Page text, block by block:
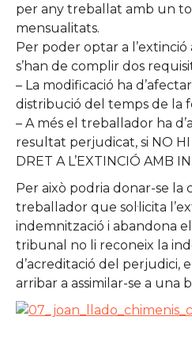
per any treballat amb un
mensualitats.
Per poder optar a
s’han de complir dos
– La modificació ha
distribució del temps de la
– A més el treballador ha
resultat perjudicat, si NO HI
DRET A L’EXTINCIÓ AMB
Per això podria donar-se la
treballador que sol·licita
indemnització i abandona
tribunal no li reconeix la
d’acreditació del perjudici,
arribar a assimilar-se a una